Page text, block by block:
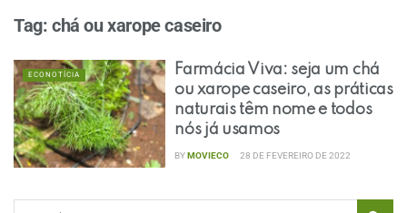
Tag: chá ou xarope caseiro
ECONOTÍCIA
Farmácia Viva: seja um chá
ou xarope caseiro, as práticas
naturais têm nome e todos
nós já usamos
BYMOVIECO 28 DE FEVEREIRO DE 2022